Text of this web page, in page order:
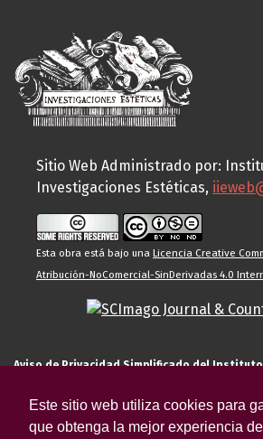
Este sitio web utiliza cookies para
que obtenga la mejor experiencia de
Sitio Web Administrado por:
Investigaciones Estéticas,
Esta obra está bajo una Licencia Creative
Atribución-NoComercial-SinDerivadas 4.0
Aviso de Privacidad Simplificado del
El Instituto de Investigaciones Estéticas de la
tratamiento de sus datos personales para el
alumno, docente, personal de la entidad